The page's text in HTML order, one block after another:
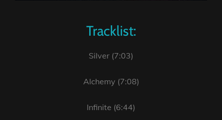
Tracklist:
Silver (7:03)
Alchemy (7:08)
Infinite (6:44)